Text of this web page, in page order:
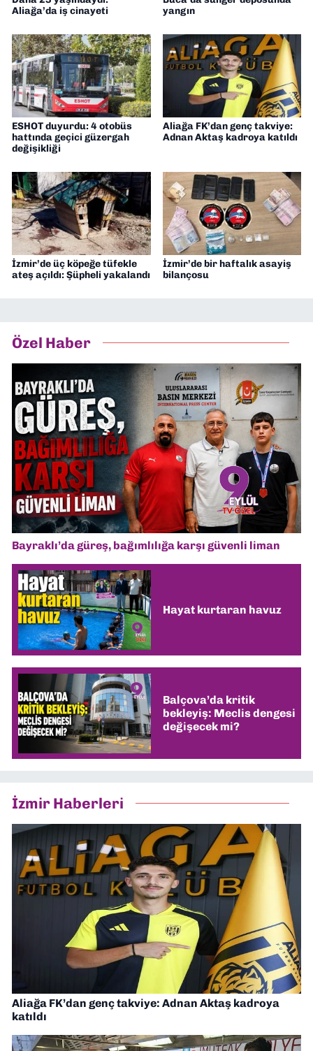
Aliağa’da iş cinayeti
yangın
ESHOT duyurdu: 4 otobüs
hattında geçici güzergah
değişikliği
Aliağa FK’dan genç takviye:
Adnan Aktaş kadroya katıldı
İzmir’de üç köpeğe tüfekle
ateş açıldı: Şüpheli yakalandı
İzmir’de bir haftalık asayiş
bilançosu
Özel Haber
Bayraklı’da güreş, bağımlılığa karşı güvenli liman
Hayat kurtaran havuz
Balçova’da kritik
bekleyiş: Meclis dengesi
değişecek mi?
İzmir Haberleri
Aliağa FK’dan genç takviye: Adnan Aktaş kadroya
katıldı